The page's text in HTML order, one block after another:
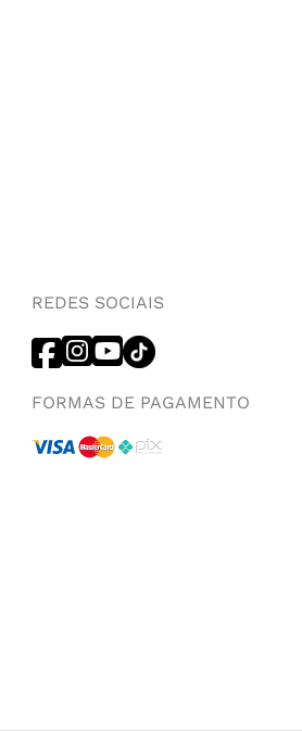
REDES SOCIAIS
FORMAS DE PAGAMENTO